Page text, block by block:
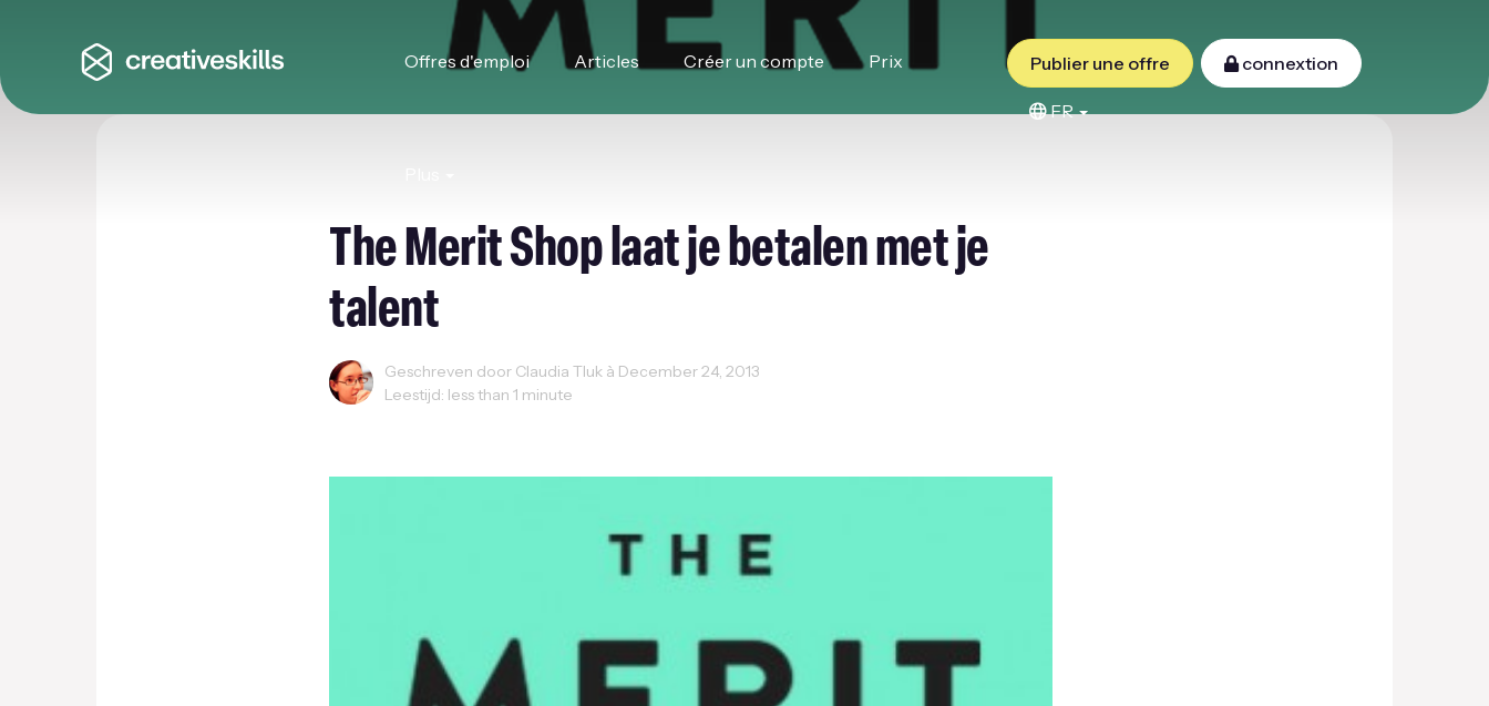
Offres d'emploi Articles Créer un compte Prix Publier une offre connextion
FR
The Merit Shop laat je betalen met je
talent
Geschreven door Claudia Tluk à December 24, 2013
Leestijd: less than 1 minute